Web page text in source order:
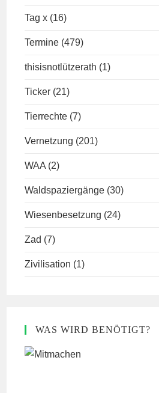
Tag x (16)
Termine (479)
thisisnotlützerath (1)
Ticker (21)
Tierrechte (7)
Vernetzung (201)
WAA (2)
Waldspaziergänge (30)
Wiesenbesetzung (24)
Zad (7)
Zivilisation (1)
WAS WIRD BENÖTIGT?